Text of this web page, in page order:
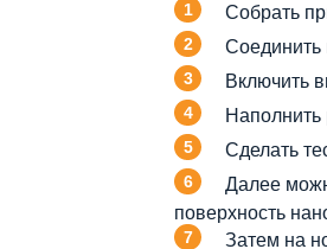
Собрать
Соединить
Включить
Наполнить
Сделать
Далее
поверхность
Затем на